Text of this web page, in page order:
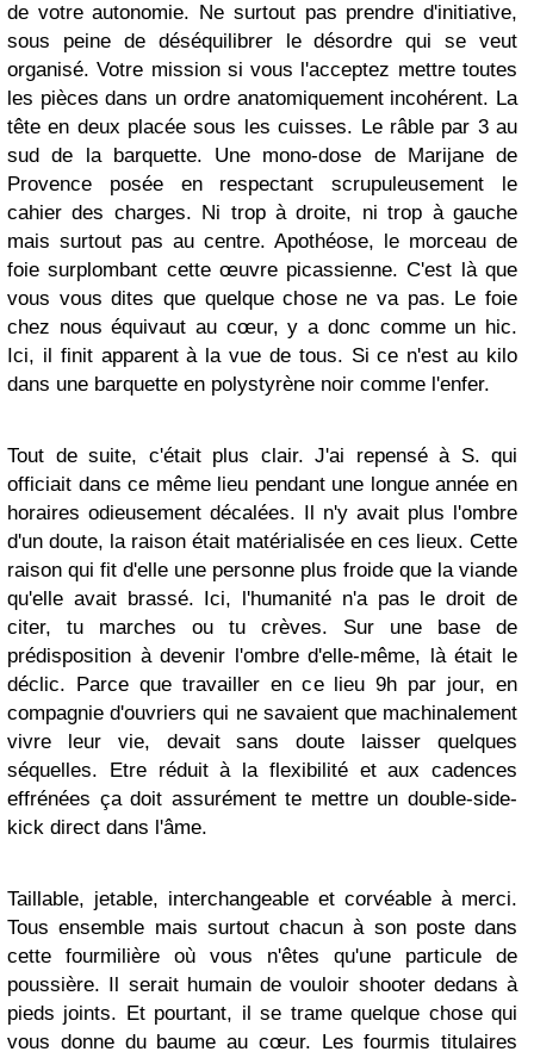
de votre autonomie. Ne surtout pas prendre d'initiative,
sous peine de déséquilibrer le désordre qui se veut
organisé. Votre mission si vous l'acceptez mettre toutes
les pièces dans un ordre anatomiquement incohérent. La
tête en deux placée sous les cuisses. Le râble par 3 au
sud de la barquette. Une mono-dose de Marijane de
Provence posée en respectant scrupuleusement le
cahier des charges. Ni trop à droite, ni trop à gauche
mais surtout pas au centre. Apothéose, le morceau de
foie surplombant cette œuvre picassienne. C'est là que
vous vous dites que quelque chose ne va pas. Le foie
chez nous équivaut au cœur, y a donc comme un hic.
Ici, il finit apparent à la vue de tous. Si ce n'est au kilo
dans une barquette en polystyrène noir comme l'enfer.
Tout de suite, c'était plus clair. J'ai repensé à S. qui
officiait dans ce même lieu pendant une longue année en
horaires odieusement décalées. Il n'y avait plus l'ombre
d'un doute, la raison était matérialisée en ces lieux. Cette
raison qui fit d'elle une personne plus froide que la viande
qu'elle avait brassé. Ici, l'humanité n'a pas le droit de
citer, tu marches ou tu crèves. Sur une base de
prédisposition à devenir l'ombre d'elle-même, là était le
déclic. Parce que travailler en ce lieu 9h par jour, en
compagnie d'ouvriers qui ne savaient que machinalement
vivre leur vie, devait sans doute laisser quelques
séquelles. Etre réduit à la flexibilité et aux cadences
effrénées ça doit assurément te mettre un double-side-
kick direct dans l'âme.
Taillable, jetable, interchangeable et corvéable à merci.
Tous ensemble mais surtout chacun à son poste dans
cette fourmilière où vous n'êtes qu'une particule de
poussière. Il serait humain de vouloir shooter dedans à
pieds joints. Et pourtant, il se trame quelque chose qui
vous donne du baume au cœur. Les fourmis titulaires